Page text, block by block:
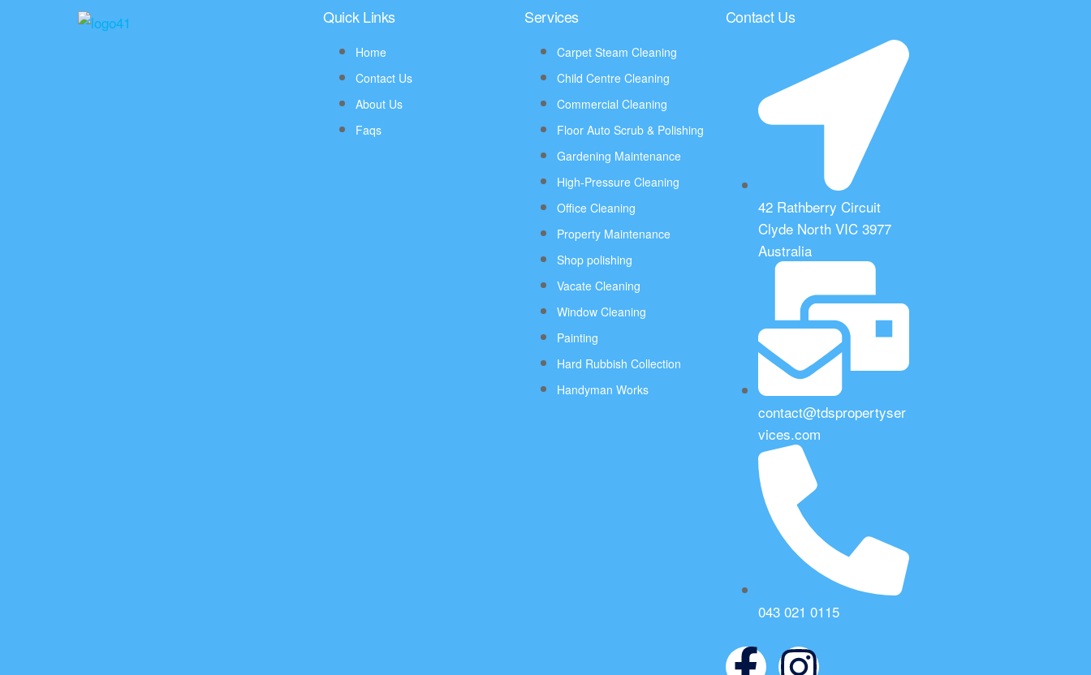
Quick Links
Home
Contact Us
About Us
Faqs
Services
Carpet Steam Cleaning
Child Centre Cleaning
Commercial Cleaning
Floor Auto Scrub & Polishing
Gardening Maintenance
High-Pressure Cleaning
Office Cleaning
Property Maintenance
Shop polishing
Vacate Cleaning
Window Cleaning
Painting
Hard Rubbish Collection
Handyman Works
Contact Us
42 Rathberry Circuit
Clyde North VIC 3977
Australia
contact@tdspropertyser
vices.com
043 021 0115